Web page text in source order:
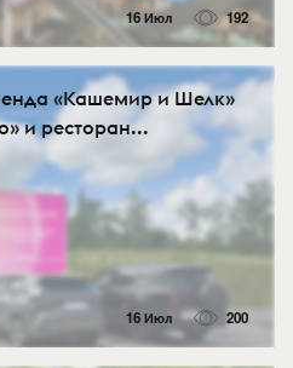
16 Июл 192
«Кашемир и Шелк»
и ресторан...
16 Июл 200